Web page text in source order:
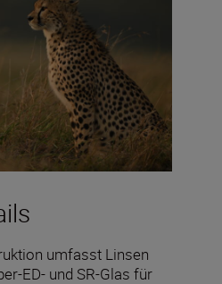
umfasst Linsen
ED- und SR-Glas für